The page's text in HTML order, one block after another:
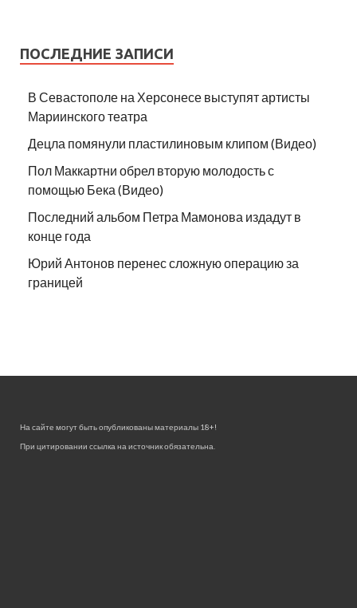
ПОСЛЕДНИЕ ЗАПИСИ
В Севастополе на Херсонесе выступят артисты
Мариинского театра
Децла помянули пластилиновым клипом (Видео)
Пол Маккартни обрел вторую молодость с
помощью Бека (Видео)
Последний альбом Петра Мамонова издадут в
конце года
Юрий Антонов перенес сложную операцию за
границей
На сайте могут быть опубликованы материалы 18+!
При цитировании ссылка на источник обязательна.